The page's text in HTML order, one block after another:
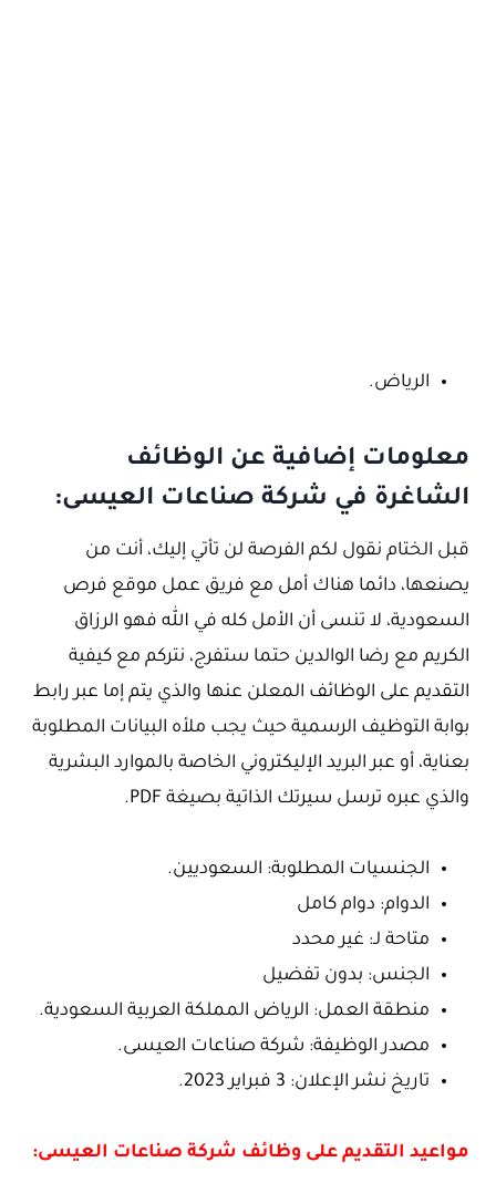
الرياض.
معلومات إضافية عن الوظائف
الشاغرة في شركة صناعات العيسى:
قبل الختام نقول لكم الفرصة لن تأتي إليك، أنت من
يصنعها، دائما هناك أمل مع فريق عمل موقع فرص
السعودية، لا تنسى أن الأمل كله في الله فهو الرزاق
الكريم مع رضا الوالدين حتما ستفرج، نتركم مع كيفية
التقديم على الوظائف المعلن عنها والذي يتم إما عبر رابط
بوابة التوظيف الرسمية حيث يجب ملأه البيانات المطلوبة
بعناية، أو عبر البريد الإليكتروني الخاصة بالموارد البشرية
والذي عبره ترسل سيرتك الذاتية بصيغة PDF.
الجنسيات المطلوبة: السعوديين.
الدوام: دوام كامل
متاحة لـ: غير محدد
الجنس: بدون تفضيل
منطقة العمل: الرياض المملكة العربية السعودية.
مصدر الوظيفة: شركة صناعات العيسى.
تاريخ نشر الإعلان: 3 فبراير 2023.
مواعيد التقديم على وظائف شركة صناعات العيسى: